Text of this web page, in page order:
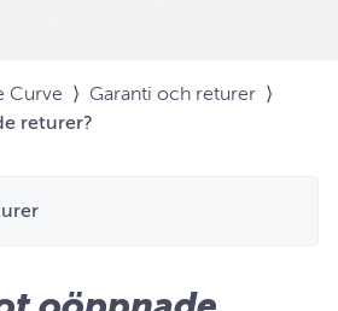
Curve ⟩ Garanti och returer ⟩
returer?